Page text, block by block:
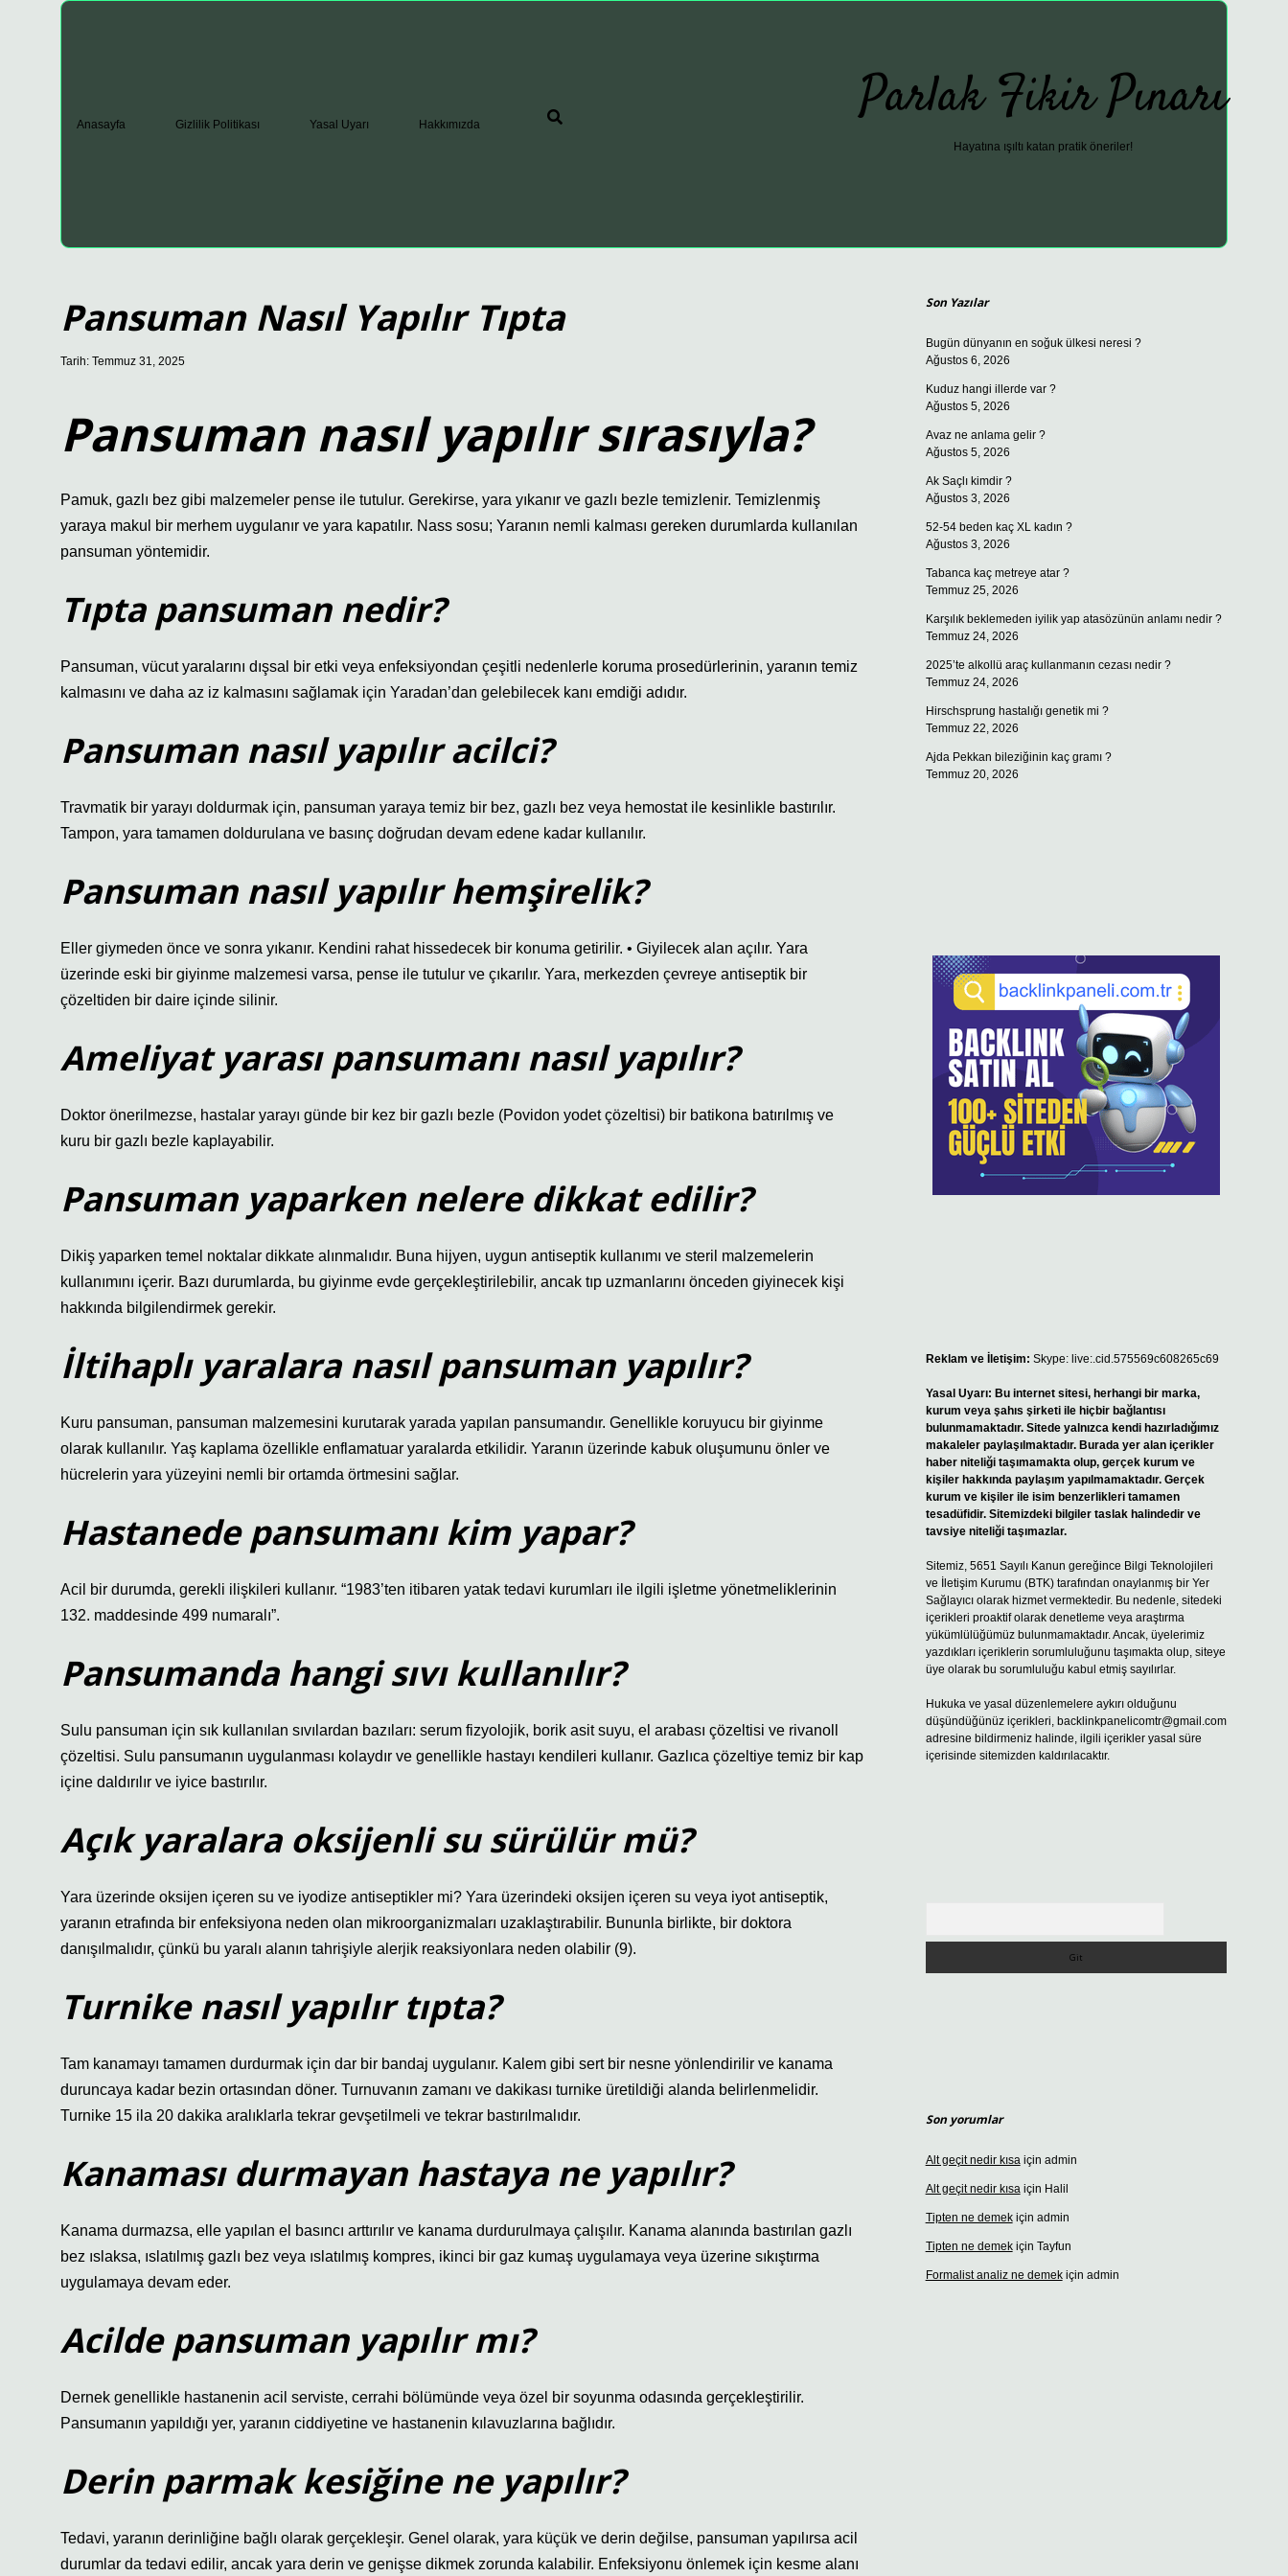
Anasayfa Gizlilik Politikası Yasal Uyarı Hakkımızda Parlak Fikir Pınarı
Hayatına ışıltı katan pratik öneriler!
Pansuman Nasıl Yapılır Tıpta
Tarih: Temmuz 31, 2025
Pansuman nasıl yapılır sırasıyla?
Pamuk, gazlı bez gibi malzemeler pense ile tutulur. Gerekirse, yara yıkanır ve gazlı bezle temizlenir. Temizlenmiş
yaraya makul bir merhem uygulanır ve yara kapatılır. Nass sosu; Yaranın nemli kalması gereken durumlarda kullanılan
pansuman yöntemidir.
Tıpta pansuman nedir?
Pansuman, vücut yaralarını dışsal bir etki veya enfeksiyondan çeşitli nedenlerle koruma prosedürlerinin, yaranın temiz
kalmasını ve daha az iz kalmasını sağlamak için Yaradan’dan gelebilecek kanı emdiği adıdır.
Pansuman nasıl yapılır acilci?
Travmatik bir yarayı doldurmak için, pansuman yaraya temiz bir bez, gazlı bez veya hemostat ile kesinlikle bastırılır.
Tampon, yara tamamen doldurulana ve basınç doğrudan devam edene kadar kullanılır.
Pansuman nasıl yapılır hemşirelik?
Eller giymeden önce ve sonra yıkanır. Kendini rahat hissedecek bir konuma getirilir. • Giyilecek alan açılır. Yara
üzerinde eski bir giyinme malzemesi varsa, pense ile tutulur ve çıkarılır. Yara, merkezden çevreye antiseptik bir
çözeltiden bir daire içinde silinir.
Ameliyat yarası pansumanı nasıl yapılır?
Doktor önerilmezse, hastalar yarayı günde bir kez bir gazlı bezle (Povidon yodet çözeltisi) bir batikona batırılmış ve
kuru bir gazlı bezle kaplayabilir.
Pansuman yaparken nelere dikkat edilir?
Dikiş yaparken temel noktalar dikkate alınmalıdır. Buna hijyen, uygun antiseptik kullanımı ve steril malzemelerin
kullanımını içerir. Bazı durumlarda, bu giyinme evde gerçekleştirilebilir, ancak tıp uzmanlarını önceden giyinecek kişi
hakkında bilgilendirmek gerekir.
İltihaplı yaralara nasıl pansuman yapılır?
Kuru pansuman, pansuman malzemesini kurutarak yarada yapılan pansumandır. Genellikle koruyucu bir giyinme
olarak kullanılır. Yaş kaplama özellikle enflamatuar yaralarda etkilidir. Yaranın üzerinde kabuk oluşumunu önler ve
hücrelerin yara yüzeyini nemli bir ortamda örtmesini sağlar.
Hastanede pansumanı kim yapar?
Acil bir durumda, gerekli ilişkileri kullanır. “1983’ten itibaren yatak tedavi kurumları ile ilgili işletme yönetmeliklerinin
132. maddesinde 499 numaralı”.
Pansumanda hangi sıvı kullanılır?
Sulu pansuman için sık kullanılan sıvılardan bazıları: serum fizyolojik, borik asit suyu, el arabası çözeltisi ve rivanoll
çözeltisi. Sulu pansumanın uygulanması kolaydır ve genellikle hastayı kendileri kullanır. Gazlıca çözeltiye temiz bir kap
içine daldırılır ve iyice bastırılır.
Açık yaralara oksijenli su sürülür mü?
Yara üzerinde oksijen içeren su ve iyodize antiseptikler mi? Yara üzerindeki oksijen içeren su veya iyot antiseptik,
yaranın etrafında bir enfeksiyona neden olan mikroorganizmaları uzaklaştırabilir. Bununla birlikte, bir doktora
danışılmalıdır, çünkü bu yaralı alanın tahrişiyle alerjik reaksiyonlara neden olabilir (9).
Turnike nasıl yapılır tıpta?
Tam kanamayı tamamen durdurmak için dar bir bandaj uygulanır. Kalem gibi sert bir nesne yönlendirilir ve kanama
duruncaya kadar bezin ortasından döner. Turnuvanın zamanı ve dakikası turnike üretildiği alanda belirlenmelidir.
Turnike 15 ila 20 dakika aralıklarla tekrar gevşetilmeli ve tekrar bastırılmalıdır.
Kanaması durmayan hastaya ne yapılır?
Kanama durmazsa, elle yapılan el basıncı arttırılır ve kanama durdurulmaya çalışılır. Kanama alanında bastırılan gazlı
bez ıslaksa, ıslatılmış gazlı bez veya ıslatılmış kompres, ikinci bir gaz kumaş uygulamaya veya üzerine sıkıştırma
uygulamaya devam eder.
Acilde pansuman yapılır mı?
Dernek genellikle hastanenin acil serviste, cerrahi bölümünde veya özel bir soyunma odasında gerçekleştirilir.
Pansumanın yapıldığı yer, yaranın ciddiyetine ve hastanenin kılavuzlarına bağlıdır.
Derin parmak kesiğine ne yapılır?
Tedavi, yaranın derinliğine bağlı olarak gerçekleşir. Genel olarak, yara küçük ve derin değilse, pansuman yapılırsa acil
durumlar da tedavi edilir, ancak yara derin ve genişse dikmek zorunda kalabilir. Enfeksiyonu önlemek için kesme alanı
Son Yazılar
Bugün dünyanın en soğuk ülkesi neresi ?
Ağustos 6, 2026
Kuduz hangi illerde var ?
Ağustos 5, 2026
Avaz ne anlama gelir ?
Ağustos 5, 2026
Ak Saçlı kimdir ?
Ağustos 3, 2026
52-54 beden kaç XL kadın ?
Ağustos 3, 2026
Tabanca kaç metreye atar ?
Temmuz 25, 2026
Karşılık beklemeden iyilik yap atasözünün anlamı nedir ?
Temmuz 24, 2026
2025’te alkollü araç kullanmanın cezası nedir ?
Temmuz 24, 2026
Hirschsprung hastalığı genetik mi ?
Temmuz 22, 2026
Ajda Pekkan bileziğinin kaç gramı ?
Temmuz 20, 2026
Reklam ve İletişim: Skype: live:.cid.575569c608265c69
Yasal Uyarı: Bu internet sitesi, herhangi bir marka,
kurum veya şahıs şirketi ile hiçbir bağlantısı
bulunmamaktadır. Sitede yalnızca kendi hazırladığımız
makaleler paylaşılmaktadır. Burada yer alan içerikler
haber niteliği taşımamakta olup, gerçek kurum ve
kişiler hakkında paylaşım yapılmamaktadır. Gerçek
kurum ve kişiler ile isim benzerlikleri tamamen
tesadüfidir. Sitemizdeki bilgiler taslak halindedir ve
tavsiye niteliği taşımazlar.
Sitemiz, 5651 Sayılı Kanun gereğince Bilgi Teknolojileri
ve İletişim Kurumu (BTK) tarafından onaylanmış bir Yer
Sağlayıcı olarak hizmet vermektedir. Bu nedenle, sitedeki
içerikleri proaktif olarak denetleme veya araştırma
yükümlülüğümüz bulunmamaktadır. Ancak, üyelerimiz
yazdıkları içeriklerin sorumluluğunu taşımakta olup, siteye
üye olarak bu sorumluluğu kabul etmiş sayılırlar.
Hukuka ve yasal düzenlemelere aykırı olduğunu
düşündüğünüz içerikleri, backlinkpanelicomtr@gmail.com
adresine bildirmeniz halinde, ilgili içerikler yasal süre
içerisinde sitemizden kaldırılacaktır.
Son yorumlar
Alt geçit nedir kısaiçin admin
Alt geçit nedir kısaiçin Halil
Tipten ne demekiçin admin
Tipten ne demekiçin Tayfun
Formalist analiz ne demekiçin admin